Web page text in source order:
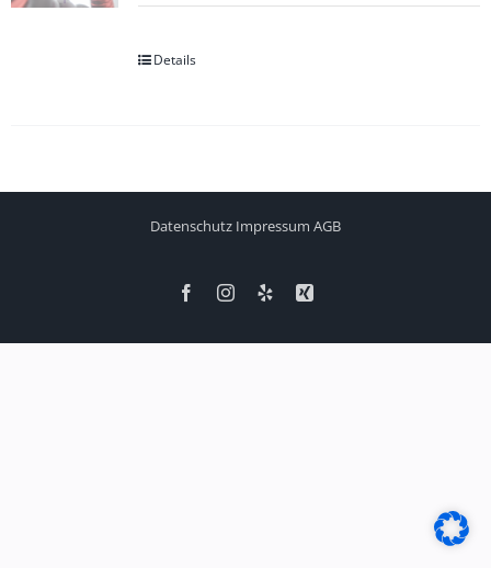
Details
Datenschutz Impressum AGB
FacebookInstagram
Yelp Xing